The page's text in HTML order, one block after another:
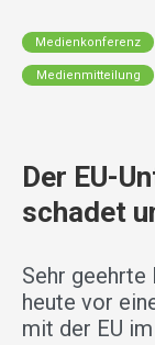
Medienkonferenz
Medienmitteilung
Der EU-
schadet
Sehr geehrte
heute vor
mit der EU